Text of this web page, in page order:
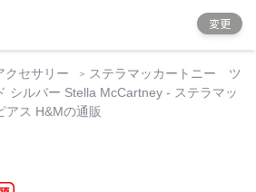
変更
クセサリー
ステラマッカートニー ツ
シルバー Stella McCartney - ステラマッ
アス H&Mの通販